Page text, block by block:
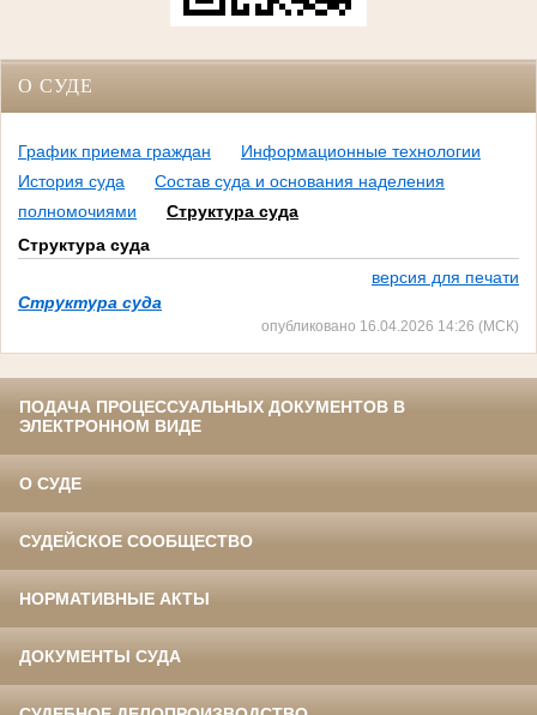
О СУДЕ
График приема граждан
Информационные технологии
История суда
Состав суда и основания наделения
полномочиями
Структура суда
Структура суда
версия для печати
Структура суда
опубликовано 16.04.2026 14:26 (МСК)
ПОДАЧА ПРОЦЕССУАЛЬНЫХ ДОКУМЕНТОВ В
ЭЛЕКТРОННОМ ВИДЕ
О СУДЕ
СУДЕЙСКОЕ СООБЩЕСТВО
НОРМАТИВНЫЕ АКТЫ
ДОКУМЕНТЫ СУДА